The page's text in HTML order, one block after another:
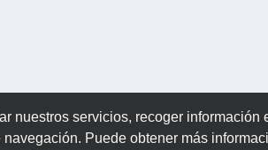
nuestros servicios, recoger
Puede obtener más